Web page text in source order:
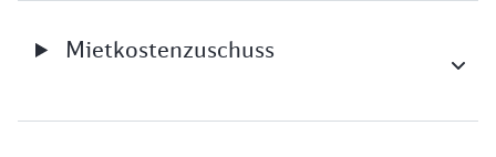
Mietkostenzuschuss